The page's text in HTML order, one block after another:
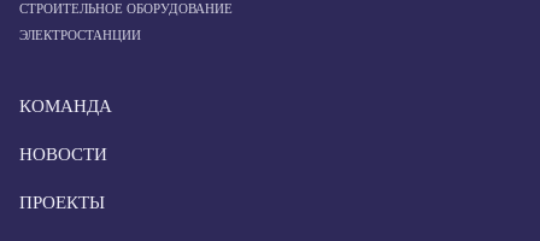
СТРОИТЕЛЬНОЕ ОБОРУДОВАНИЕ
ЭЛЕКТРОСТАНЦИИ
КОМАНДА
НОВОСТИ
ПРОЕКТЫ